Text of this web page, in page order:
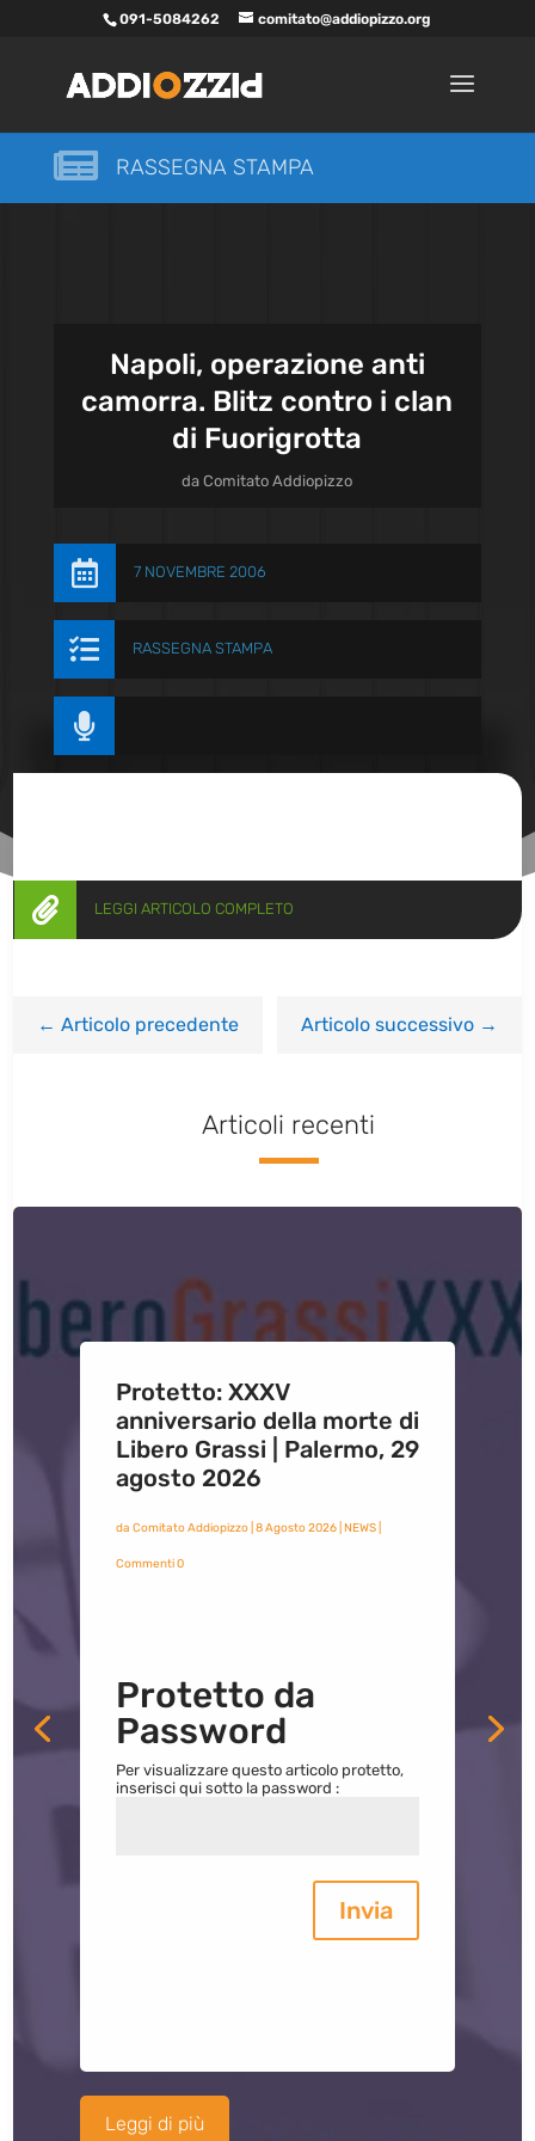
091-5084262 comitato@addiopizzo.org
 RASSEGNA STAMPA
Napoli, operazione anti
camorra. Blitz contro i clan
di Fuorigrotta
daComitato Addiopizzo
 7 NOVEMBRE 2006
 RASSEGNA STAMPA

 LEGGI ARTICOLO COMPLETO
←Articolo precedente Articolo successivo→
Articoli recenti
Protetto: XXXV
anniversario della morte di
Libero Grassi | Palermo, 29
agosto 2026
da Comitato Addiopizzo| 8 Agosto 2026| NEWS|
Commenti 0
Protetto da
Password
Per visualizzare questo articolo protetto,
inserisci qui sotto la password :
Invia
Leggi di più